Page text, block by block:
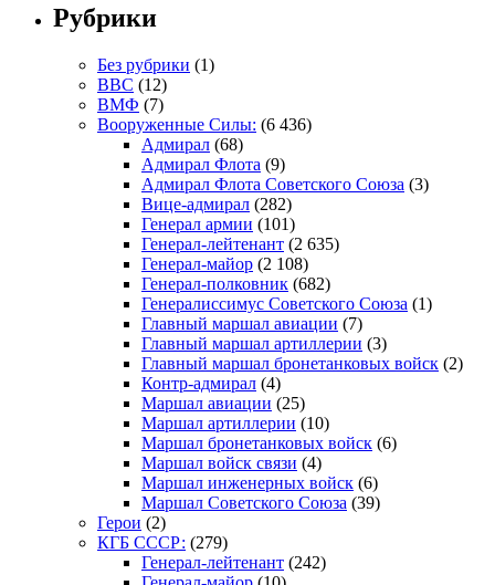
Рубрики
Без рубрики (1)
ВВС (12)
ВМФ (7)
Вооруженные Силы: (6 436)
Адмирал (68)
Адмирал Флота (9)
Адмирал Флота Советского Союза (3)
Вице-адмирал (282)
Генерал армии (101)
Генерал-лейтенант (2 635)
Генерал-майор (2 108)
Генерал-полковник (682)
Генералиссимус Советского Союза (1)
Главный маршал авиации (7)
Главный маршал артиллерии (3)
Главный маршал бронетанковых войск (2)
Контр-адмирал (4)
Маршал авиации (25)
Маршал артиллерии (10)
Маршал бронетанковых войск (6)
Маршал войск связи (4)
Маршал инженерных войск (6)
Маршал Советского Союза (39)
Герои (2)
КГБ СССР: (279)
Генерал-лейтенант (242)